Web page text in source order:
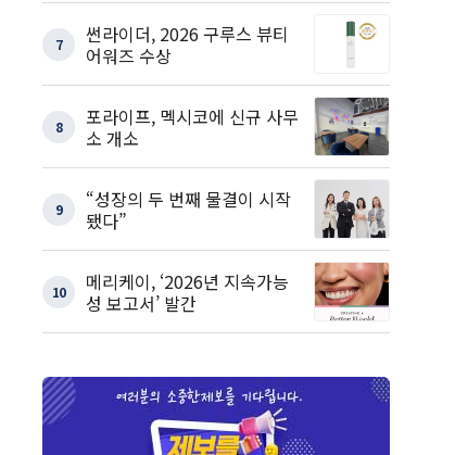
7
썬라이더, 2026 구루스 뷰티
어워즈 수상
8
포라이프, 멕시코에 신규 사무
소 개소
9
“성장의 두 번째 물결이 시작
됐다”
10
메리케이, ‘2026년 지속가능
성 보고서’ 발간